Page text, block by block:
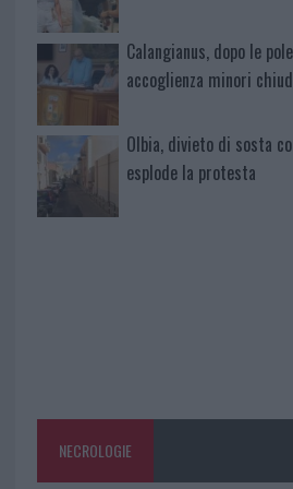
Calangianus, dopo le
accoglienza minori
Olbia, divieto di sosta
esplode la protesta
NECROLOGIE